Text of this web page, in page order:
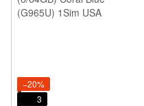
−20%
3